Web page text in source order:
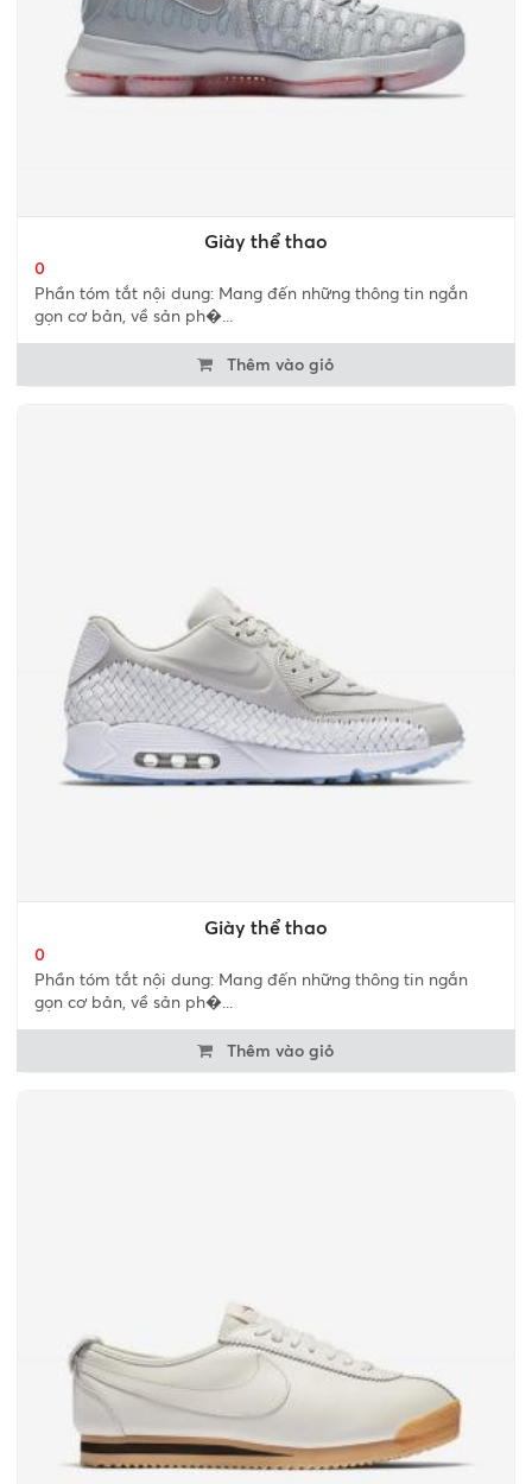
Giày thể thao
0
Phần tóm tắt nội dung: Mang đến những thông tin ngắn
gọn cơ bản, về sản ph�...
Thêm vào giỏ
Giày thể thao
0
Phần tóm tắt nội dung: Mang đến những thông tin ngắn
gọn cơ bản, về sản ph�...
Thêm vào giỏ